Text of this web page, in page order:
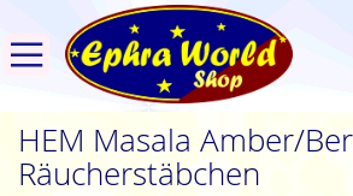
HEM Masala Amber/
Räucherstäbchen